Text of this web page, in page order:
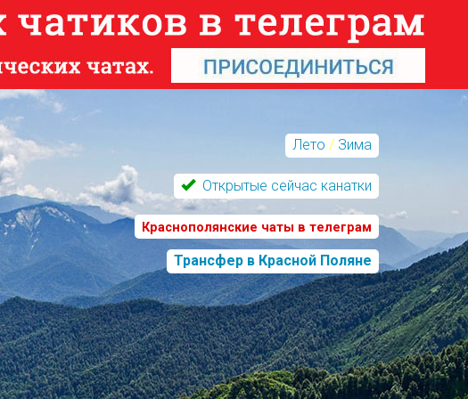
Лето / Зима
Открытые сейчас канатки
Краснополянские чаты в телеграм
Трансфер в Красной Поляне